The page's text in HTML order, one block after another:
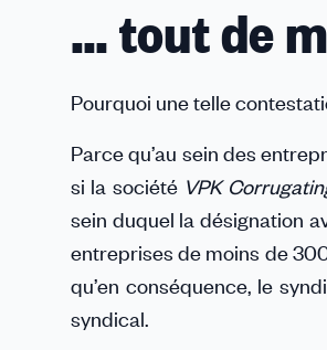
… tout de
Pourquoi une telle
Parce qu’au sein des
si la société VPK
sein duquel la désignation
entreprises de moins de
qu’en conséquence, le
syndical.